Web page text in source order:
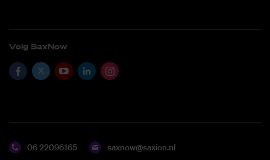
Volg SaxNow
06 22096165 saxnow@saxion.nl